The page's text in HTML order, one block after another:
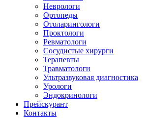
Неврологи
Ортопеды
Отоларингологи
Проктологи
Ревматологи
Сосудистые хирурги
Терапевты
Травматологи
Ультразвуковая диагностика
Урологи
Эндокринологи
Прейскурант
Контакты